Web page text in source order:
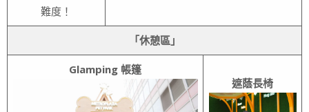
難度！
「休憩區」
Glamping 帳篷
遮蔭長椅